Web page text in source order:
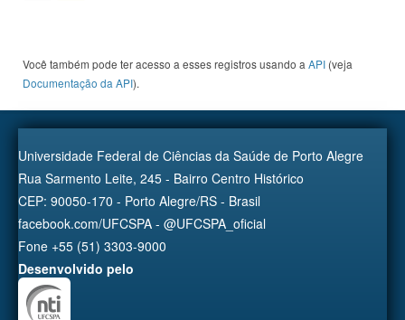
Você também pode ter acesso a esses registros usando a API (veja
Documentação da API).
Universidade Federal de Ciências da Saúde de Porto Alegre
Rua Sarmento Leite, 245 - Bairro Centro Histórico
CEP: 90050-170 - Porto Alegre/RS - Brasil
facebook.com/UFCSPA - @UFCSPA_oficial
Fone +55 (51) 3303-9000
Desenvolvido pelo